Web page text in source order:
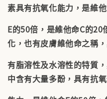
素具有抗氧化能力，是維
E的50倍，是維他命C的
化，也有皮膚維他命之稱
有脂溶性及水溶性的特質
中含有大量多酚，具有抗